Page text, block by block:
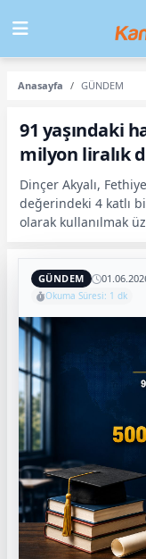
Anasayfa GÜNDEM
91 yaşındaki
milyon liralık
Dinçer Akyalı,
değerindeki 4 katlı
olarak kullanılmak
GÜNDEM
Okuma Süresi: 1 dk